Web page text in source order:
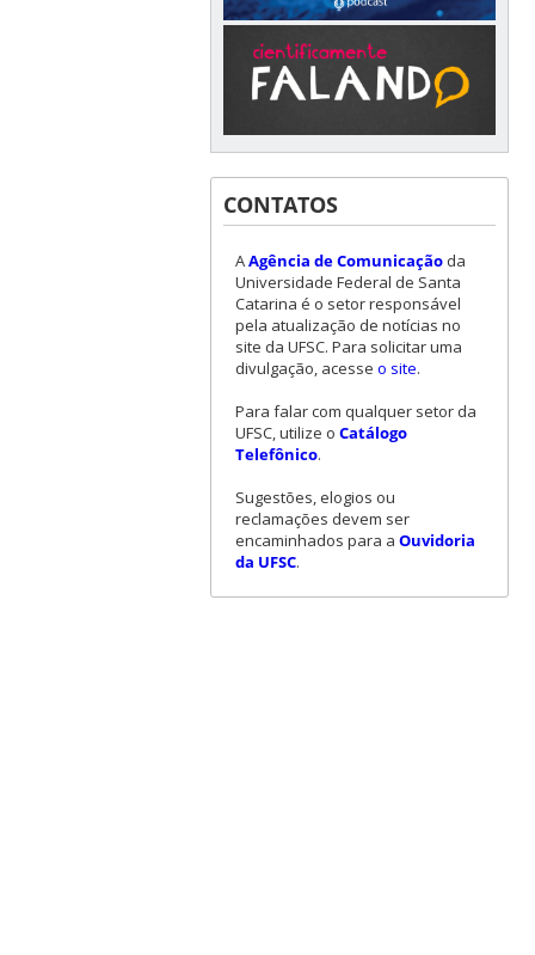
CONTATOS
AAgência de Comunicaçãoda
Universidade Federal de Santa
Catarina é o setor responsável
pela atualização de notícias no
site da UFSC. Para solicitar uma
divulgação, acesse o site.
Para falar com qualquer setor da
UFSC, utilize o Catálogo
Telefônico.
Sugestões, elogios ou
reclamações devem ser
encaminhados para a Ouvidoria
da UFSC.